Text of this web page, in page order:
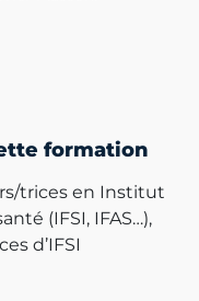
formation
trices en Institut
(IFSI, IFAS…),
d’IFSI